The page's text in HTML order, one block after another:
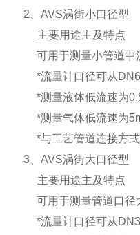
2、 AVS涡街小口径型
主要用途主及特点
可用于测量小管道中
*流量计口径可从
*测量液体低流速为
*测量气体低流速为
*与工艺管道连接方
3、 AVS涡街大口径型
主要用途主及特点
可用于测量管道口径
*流量计口径可从